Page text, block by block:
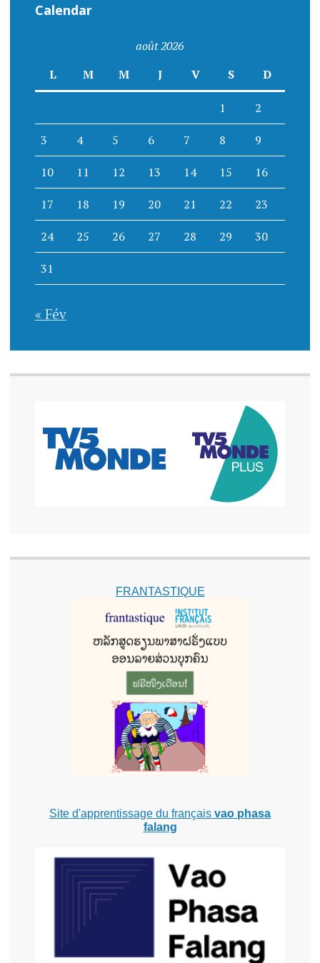
Calendar
août 2026
L
M M J V S D
1 2
3 4 5 6 7 8 9
10 11 12 13 14 15 16
17 18 19 20 21 22 23
24 25 26 27 28 29 30
31
« Fév
FRANTASTIQUE
Site d'apprentissage du français vao phasa
falang